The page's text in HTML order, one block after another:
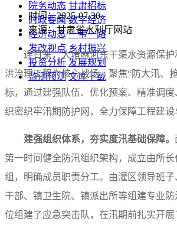
院务动态 甘肃招标
时政要闻 数字经济
经济动态 一带一路
发改视点 乡村振兴
投资分析 发展规划
监测预测 文库下载
时间：2025-07-30
来源：甘肃省水利厅网站
连日来，大堵麻河东干渠水资源保
洪治理工程为核心战场，聚焦“防大汛、
标，通过建强队伍、优化预案、精准调度
织密织牢汛期防护网，全力保障工程建设
建强组织体系，夯实度汛基础保障。
第一时间健全防汛组织架构，成立由所
组，明确成员职责分工。由灌区领导班
干部、镇卫生院、镇派出所等组建专业
位组建了应急突击队，在汛期前扎实开